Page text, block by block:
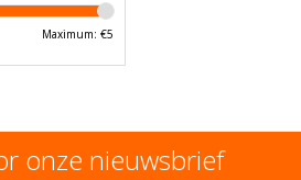
Maximum: €5
onze nieuwsbrief